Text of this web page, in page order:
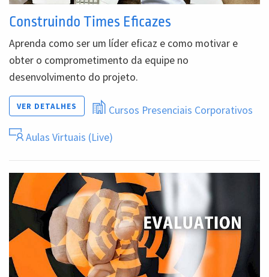
Construindo Times Eficazes
Aprenda como ser um líder eficaz e como motivar e
obter o comprometimento da equipe no
desenvolvimento do projeto.
VER DETALHES Cursos Presenciais Corporativos
Aulas Virtuais (Live)